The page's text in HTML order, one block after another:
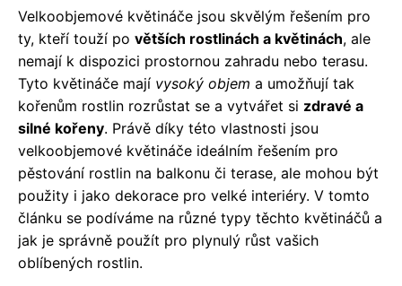
Velkoobjemové květináče jsou skvělým řešením pro
ty, kteří touží po větších rostlinách a květinách, ale
nemají k dispozici prostornou zahradu nebo terasu.
Tyto květináče mají vysoký objem a umožňují tak
kořenům rostlin rozrůstat se a vytvářet si zdravé a
silné kořeny. Právě díky této vlastnosti jsou
velkoobjemové květináče ideálním řešením pro
pěstování rostlin na balkonu či terase, ale mohou být
použity i jako dekorace pro velké interiéry. V tomto
článku se podíváme na různé typy těchto květináčů a
jak je správně použít pro plynulý růst vašich
oblíbených rostlin.